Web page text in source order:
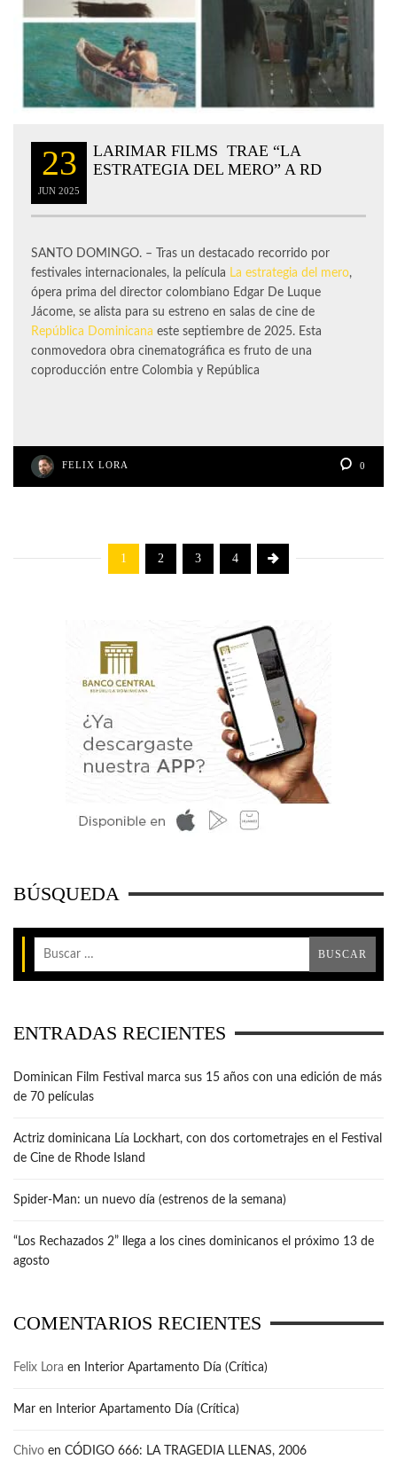
23
JUN 2025
LARIMAR FILMS TRAE “LA
ESTRATEGIA DEL MERO” A RD
SANTO DOMINGO. – Tras un destacado recorrido por
festivales internacionales, la película La estrategia del mero,
ópera prima del director colombiano Edgar De Luque
Jácome, se alista para su estreno en salas de cine de
República Dominicana este septiembre de 2025. Esta
conmovedora obra cinematográfica es fruto de una
coproducción entre Colombia y República
FELIX LORA 0
1 2 3 4
BÚSQUEDA
ENTRADAS RECIENTES
Dominican Film Festival marca sus 15 años con una edición de más
de 70 películas
Actriz dominicana Lía Lockhart, con dos cortometrajes en el Festival
de Cine de Rhode Island
Spider-Man: un nuevo día (estrenos de la semana)
“Los Rechazados 2” llega a los cines dominicanos el próximo 13 de
agosto
COMENTARIOS RECIENTES
Felix Lora en Interior Apartamento Día (Crítica)
Mar en Interior Apartamento Día (Crítica)
Chivo en CÓDIGO 666: LA TRAGEDIA LLENAS, 2006